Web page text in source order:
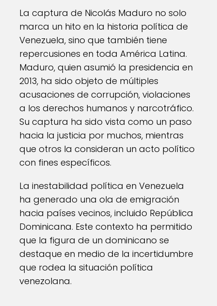
La captura de Nicolás Maduro no solo
marca un hito en la historia política de
Venezuela, sino que también tiene
repercusiones en toda América Latina.
Maduro, quien asumió la presidencia en
2013, ha sido objeto de múltiples
acusaciones de corrupción, violaciones
a los derechos humanos y narcotráfico.
Su captura ha sido vista como un paso
hacia la justicia por muchos, mientras
que otros la consideran un acto político
con fines específicos.
La inestabilidad política en Venezuela
ha generado una ola de emigración
hacia países vecinos, incluido República
Dominicana. Este contexto ha permitido
que la figura de un dominicano se
destaque en medio de la incertidumbre
que rodea la situación política
venezolana.